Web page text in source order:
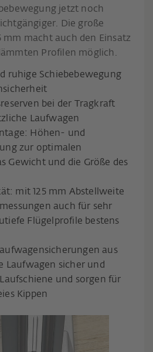
jetzt noch
Die große
mm macht auch den Einsatz
Profilen möglich.
ruhige Schiebebewegung
bei der Tragkraft
Laufwagen
Höhen- und
zur optimalen
Gewicht und die Größe des
mit 125 mm Abstellweite
auch für sehr
Flügelprofile bestens
aus
Laufwagen sicher und
und sorgen für
Kippen